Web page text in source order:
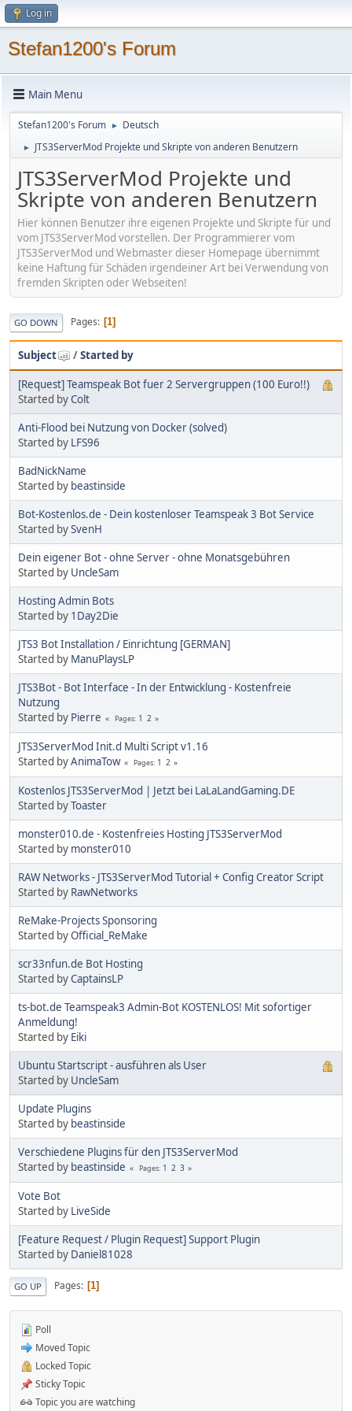
Log in
Stefan1200's Forum
Main Menu
Stefan1200's Forum ► Deutsch
► JTS3ServerMod Projekte und Skripte von anderen Benutzern
JTS3ServerMod Projekte und
Skripte von anderen Benutzern
Hier können Benutzer ihre eigenen Projekte und Skripte für und
vom JTS3ServerMod vorstellen. Der Programmierer vom
JTS3ServerMod und Webmaster dieser Homepage übernimmt
keine Haftung für Schäden irgendeiner Art bei Verwendung von
fremden Skripten oder Webseiten!
GO DOWN Pages 1
Subject /Started by
[Request] Teamspeak Bot fuer 2 Servergruppen (100 Euro!!)
Started byColt
Anti-Flood bei Nutzung von Docker (solved)
Started by LFS96
BadNickName
Started by beastinside
Bot-Kostenlos.de - Dein kostenloser Teamspeak 3 Bot Service
Started bySvenH
Dein eigener Bot - ohne Server - ohne Monatsgebühren
Started by UncleSam
Hosting Admin Bots
Started by 1Day2Die
JTS3 Bot Installation / Einrichtung [GERMAN]
Started by ManuPlaysLP
JTS3Bot - Bot Interface - In der Entwicklung - Kostenfreie
Nutzung
Started by Pierre Pages 1 2
JTS3ServerMod Init.d Multi Script v1.16
Started byAnimaTow Pages 1 2
Kostenlos JTS3ServerMod | Jetzt bei LaLaLandGaming.DE
Started byToaster
monster010.de - Kostenfreies Hosting JTS3ServerMod
Started by monster010
RAW Networks - JTS3ServerMod Tutorial + Config Creator Script
Started by RawNetworks
ReMake-Projects Sponsoring
Started byOfficial_ReMake
scr33nfun.de Bot Hosting
Started byCaptainsLP
ts-bot.de Teamspeak3 Admin-Bot KOSTENLOS! Mit sofortiger
Anmeldung!
Started by Eiki
Ubuntu Startscript - ausführen als User
Started by UncleSam
Update Plugins
Started by beastinside
Verschiedene Plugins für den JTS3ServerMod
Started by beastinside Pages 1 2 3
Vote Bot
Started by LiveSide
[Feature Request / Plugin Request] Support Plugin
Started by Daniel81028
GO UP Pages 1
Poll
Moved Topic
Locked Topic
Sticky Topic
Topic you are watching